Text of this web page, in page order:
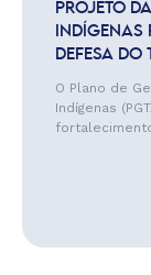
PROJETO
INDÍGENAS
DEFESA DO
O Plano de
Indígenas